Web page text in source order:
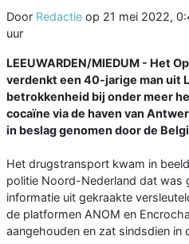
Door Redactie op 21 mei 2022,
uur
LEEUWARDEN/MIEDUM - Het
verdenkt een 40-jarige man uit
betrokkenheid bij onder meer
cocaïne via de haven van
in beslag genomen door de
Het drugstransport kwam in
politie Noord-Nederland dat was
informatie uit gekraakte
de platformen ANOM en
aangehouden en zat sindsdien in